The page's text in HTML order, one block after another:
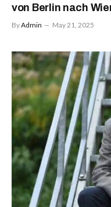
von Berlin nach
ByAdmin May 21, 2025